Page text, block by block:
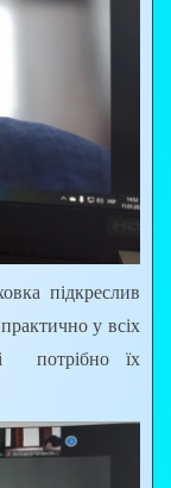
підкреслив
у всіх
потрібно їх